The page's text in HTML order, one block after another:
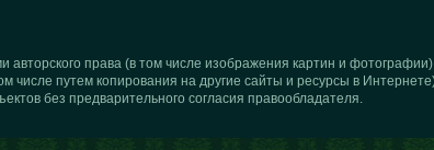
права (в том числе изображения картин и фотографии).
числе путем копирования на другие сайты и ресурсы в
без предварительного согласия правообладателя.